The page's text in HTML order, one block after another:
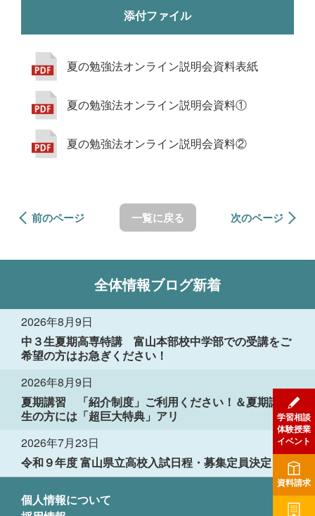
添付ファイル
夏の勉強法オンライン説明会資料表紙
夏の勉強法オンライン説明会資料①
夏の勉強法オンライン説明会資料②
前のページ 一覧に戻る 次のページ
全体情報ブログ新着
2026年8月9日
中３生夏期高専特講 富山本部校中学部での受講をご
希望の方はお急ぎください！
2026年8月9日
夏期講習 「紹介制度」ご利用ください！＆夏期講習
生の方には「超巨大特典」アリ
2026年7月23日
令和９年度 富山県立高校入試日程・募集定員決定！
個人情報について
学習相談
体験授業
イベント
資料請求